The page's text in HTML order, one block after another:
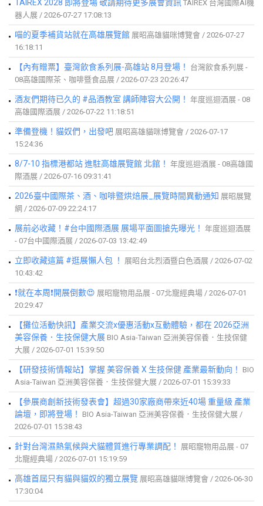
TAIREX 2028 即將登場 敬請期待更多展會資訊 TAIREX 台灣國際AI機
器人展 / 2026-07-27 17:08:13
喵的夏季補貨站就在高雄展覽館 展昭高雄貓咪博覽會 / 2026-07-27
16:18:11
【內有贈票】臺灣飲食系列展-高雄站 8月登場！
台灣飲食系列展 -
08高雄國際茶、咖啡暨食品展 / 2026-07-23 20:26:47
酒友們期待已久的 #品酒教室 講師陣容大公開！ 年度巡迴酒展 - 08
高雄國際酒展 / 2026-07-22 11:18:51
準備登機！貓奴們，出發吧 展昭高雄貓咪博覽會 / 2026-07-17
15:24:36
8/7-10 指標港都站 進駐高雄展覽館 北館！ 年度巡迴酒展 - 08高雄國
際酒展 / 2026-07-16 09:31:41
2026臺中國際茶、酒、咖啡暨烘焙展_展覽時間異動通知 展昭展覽
網 / 2026-07-09 22:24:17
展前必收藏！#台中國際酒展 展場平面圖搶先曝光！ 年度巡迴酒展
- 07台中國際酒展 / 2026-07-03 13:42:49
立即收藏這篇 #逛展懶人包 ！
展昭台北烈酒暨白色酒展 / 2026-07-02
10:43:42
❗就在本周❗開展倒數😍 展昭寵物用品展 - 07北寵經典場 / 2026-07-01
20:29:47
【攤位活動快訊】產業交流x優惠活動x互動體驗，都在 2026亞洲
美容保養．生技保健大展 BIO Asia-Taiwan 亞洲美容保養．生技保健
大展 / 2026-07-01 15:39:50
【研發技術情報站】掌握 美容保養 X 生技保健 產業最新動向！
BIO
Asia-Taiwan 亞洲美容保養．生技保健大展 / 2026-07-01 15:39:33
【參展商創新技術發表會】超過30家廠商帶來近40場 重量級 產業
論壇，即將登場！
BIO Asia-Taiwan 亞洲美容保養．生技保健大展 /
2026-07-01 15:38:43
針對台灣濕熱氣候與犬貓體質進行專業調配！
展昭寵物用品展 - 07
北寵經典場 / 2026-07-01 15:19:59
高雄首屆只有貓與貓奴的獨立展覽 展昭高雄貓咪博覽會 / 2026-06-30
17:30:04